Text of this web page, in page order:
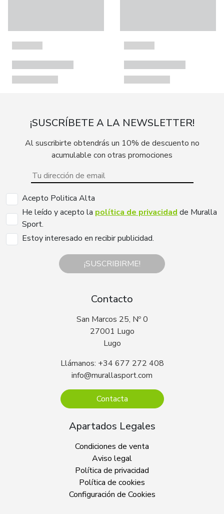
¡SUSCRÍBETE A LA NEWSLETTER!
Al suscribirte obtendrás un 10% de descuento no
acumulable con otras promociones
Acepto Politica Alta
He leído y acepto la política de privacidad de Muralla
Sport.
Estoy interesado en recibir publicidad.
¡SUSCRIBIRME!
Contacto
San Marcos 25, Nº 0
27001 Lugo
Lugo
Llámanos: +34 677 272 408
info@murallasport.com
Contacta
Apartados Legales
Condiciones de venta
Aviso legal
Política de privacidad
Política de cookies
Configuración de Cookies